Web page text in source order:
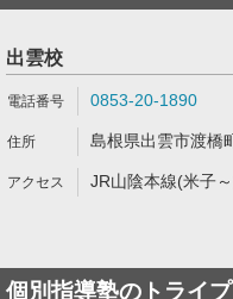
出雲校
0853-20-1890
島根県出雲市渡橋
JR山陰本線(米子
個別指導塾のトライ